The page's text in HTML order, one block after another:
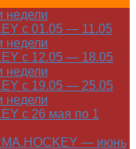
недели
с 01.05 — 11.05
недели
с 12.05 — 18.05
недели
с 19.05 — 25.05
недели
с 26 мая по 1
— июнь